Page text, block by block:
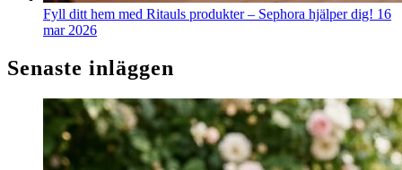
Fyll ditt hem med Ritauls produkter – Sephora hjälper dig! 16
mar 2026
Senaste inläggen